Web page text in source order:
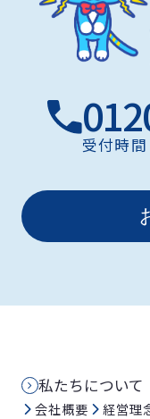
受付時
私たちについて
会社概要 経営理